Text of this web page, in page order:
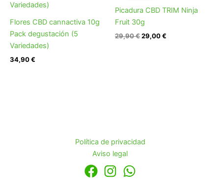
Flores CBD cannactiva 10g
Pack degustación (5
Variedades)
34,90€
Picadura CBD TRIM Ninja
Fruit 30g
29,90€
29,90 €.
29,00€
29,00 €.
Política de privacidad
Aviso legal